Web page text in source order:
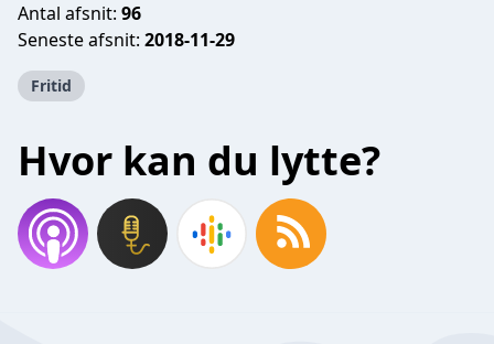
Antal afsnit: 96
Seneste afsnit: 2018-11-29
Fritid
Hvor kan du lytte?